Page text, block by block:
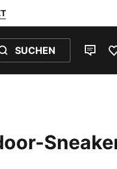
SUCHEN